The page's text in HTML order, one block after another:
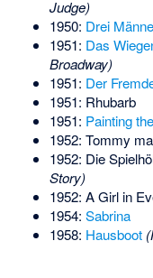
Judge)
1950: Drei
1951: Das
Broadway)
1951: Der
1951: Rhubarb
1951: Painting
1952: Tommy
1952: Die
Story)
1952: A Girl in
1954: Sabrina
1958: Hausboot